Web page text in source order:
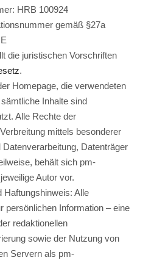
HRB 100924
gemäß §27a
die juristischen Vorschriften
.
Homepage, die verwendeten
Inhalte sind
Alle Rechte der
mittels besonderer
Datenträger
behält sich pm-
Autor vor.
Haftungshinweis: Alle
persönlichen Information – eine
redaktionellen
sowie der Nutzung von
Servern als pm-